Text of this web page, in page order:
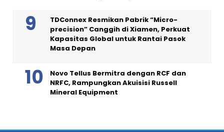
TDConnex Resmikan Pabrik “Micro-
precision” Canggih di Xiamen, Perkuat
Kapasitas Global untuk Rantai Pasok
Masa Depan
Novo Tellus Bermitra dengan RCF dan
NRFC, Rampungkan Akuisisi Russell
Mineral Equipment